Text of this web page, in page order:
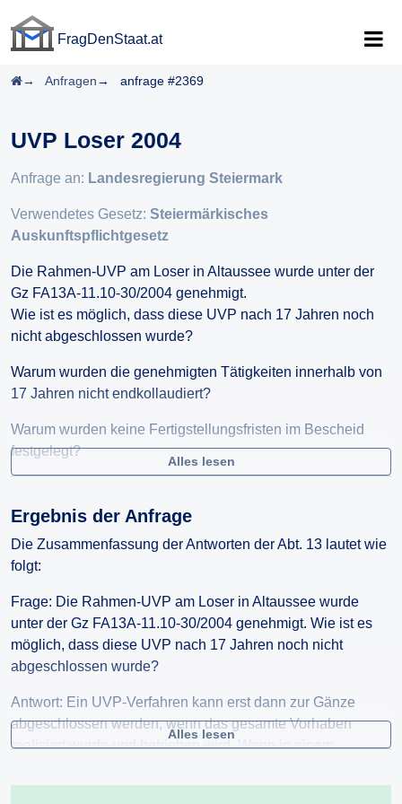
FragDenStaat.at
Startseite
Anfragen anfrage #2369
UVP Loser 2004
Anfrage an: Landesregierung Steiermark
Verwendetes Gesetz: Steiermärkisches
Auskunftspflichtgesetz
Die Rahmen-UVP am Loser in Altaussee wurde unter der
Gz FA13A-11.10-30/2004 genehmigt.
Wie ist es möglich, dass diese UVP nach 17 Jahren noch
nicht abgeschlossen wurde?
Warum wurden die genehmigten Tätigkeiten innerhalb von
17 Jahren nicht endkollaudiert?
Warum wurden keine Fertigstellungsfristen im Bescheid
festgelegt?
in einer komplett anderen Geologie ( Haselgebirge anstelle
Dachsteinkalk), einem anderen Berg (Sandling statt Loser)
und mit einer mangelhaften geologischen Erkundung
(Baggerschürfe obwohl einschlägige Vorschriften
Kernbohrungen im Haselgebirge verlangen) als
unwesentliche Änderung genehmigt wurden?
Ist es denkbar, dass ein Teilvorhaben, welches nie
Gegenstand der UVP 2004 war, wie die Panoramagondel
2021 ggfs nach 18b UVPG2000 kollaudiert wird?
Alles lesen
Ergebnis der Anfrage
Die Zusammenfassung der Antworten der Abt. 13 lautet wie
folgt:
Frage: Die Rahmen-UVP am Loser in Altaussee wurde
unter der Gz FA13A-11.10-30/2004 genehmigt. Wie ist es
möglich, dass diese UVP nach 17 Jahren noch nicht
abgeschlossen wurde?
Antwort: Ein UVP-Verfahren kann erst dann zur Gänze
abgeschlossen werden, wenn das gesamte Vorhaben
realisiert wurde und betrieben wird. Wenn in einem
vorgeschrieben wurden, kann die Umsetzung nicht
Alles lesen